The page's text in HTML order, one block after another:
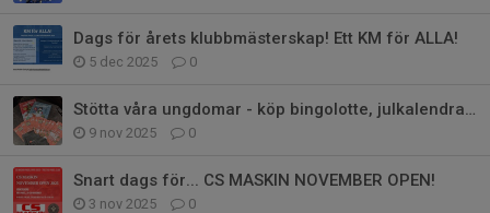
Dags för årets klubbmästerskap! Ett KM för ALLA!
5 dec 2025 0
Stötta våra ungdomar - köp bingolotte, julkalendrar och idrottsrabatten
9 nov 2025 0
Snart dags för... CS MASKIN NOVEMBER OPEN!
3 nov 2025 0